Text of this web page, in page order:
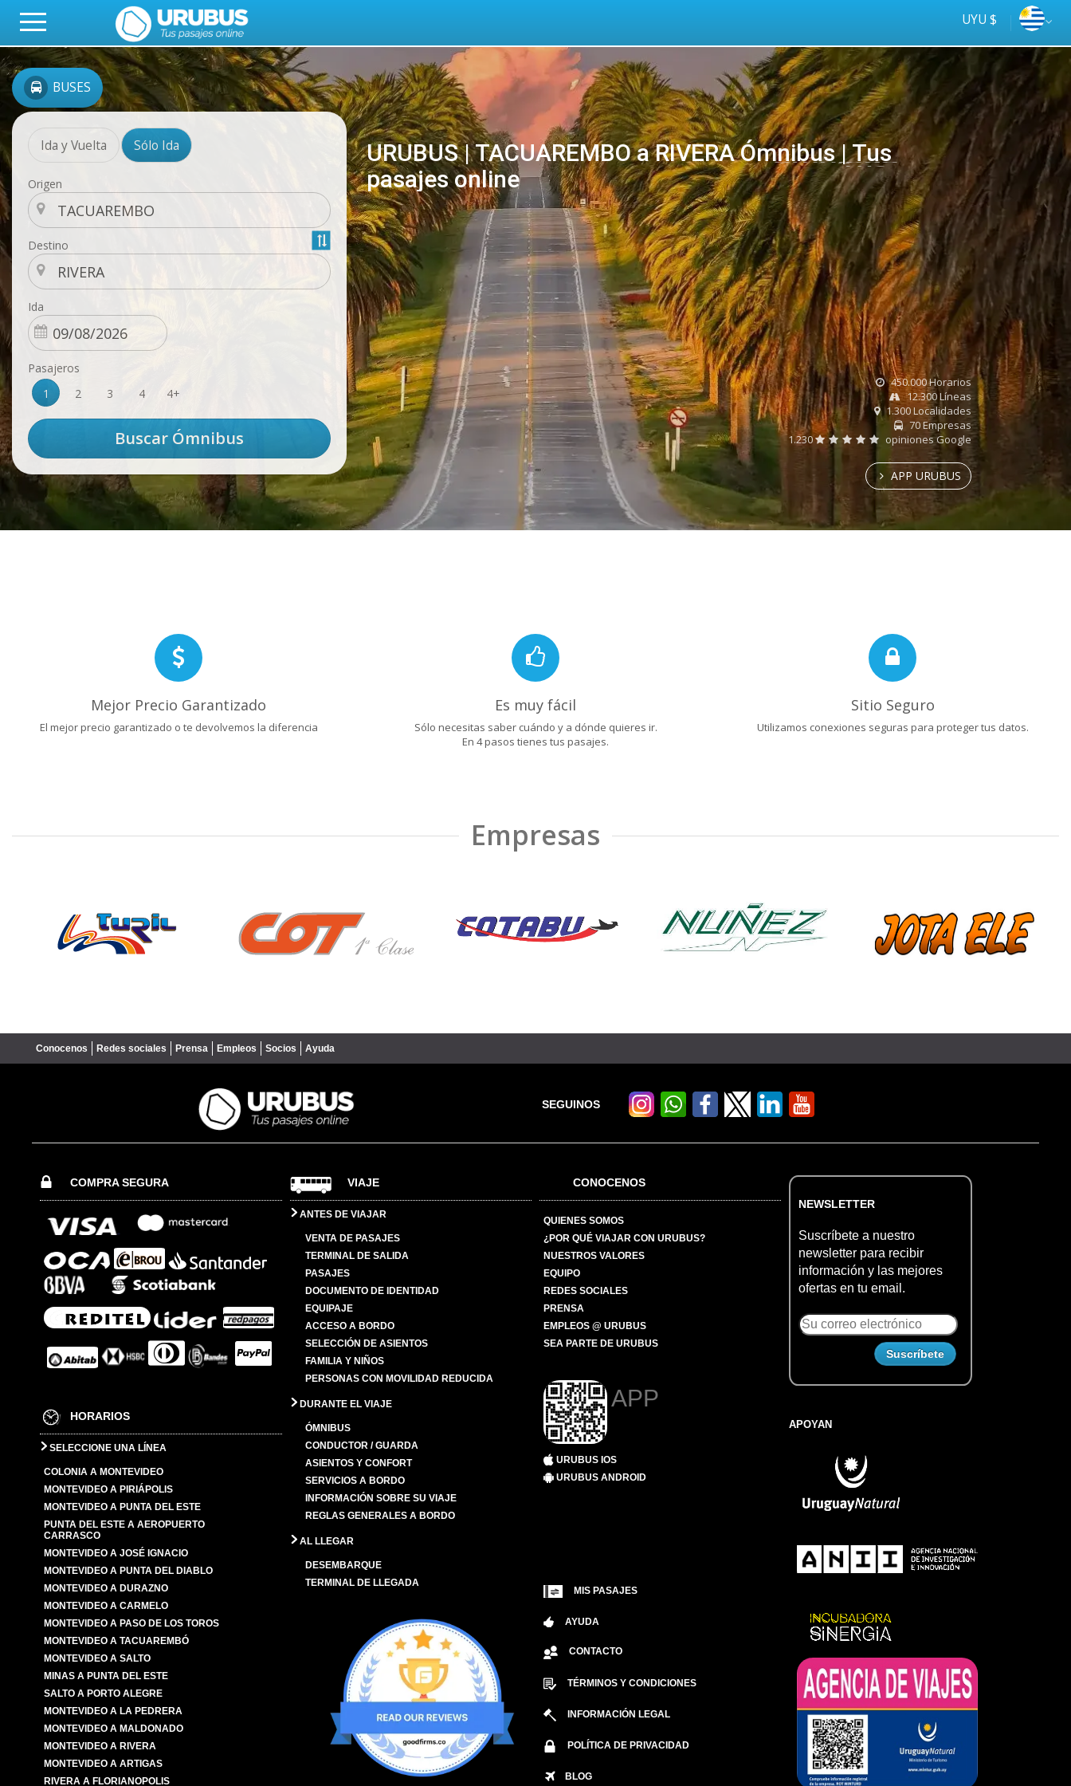
UYU $
BUSES
Ida y Vuelta Sólo Ida
Origen
Destino
Ida
Pasajeros
1
2 3 4 4+
URUBUS | TACUAREMBO a RIVERA Ómnibus | Tus
pasajes online
online
Tus
ómnibus
450.000 Horarios
12.300 Líneas
1.300 Localidades
70 Empresas
1.230
opiniones Google
APP URUBUS
Mejor Precio Garantizado
El mejor precio garantizado o te devolvemos la diferencia
Es muy fácil
Sólo necesitas saber cuándo y a dónde quieres ir.
En 4 pasos tienes tus pasajes.
Sitio Seguro
Utilizamos conexiones seguras para proteger tus datos.
Empresas
Conocenos Redes sociales Prensa Empleos Socios Ayuda
SEGUINOS
COMPRA SEGURA
HORARIOS
SELECCIONE UNA LÍNEA
COLONIA A MONTEVIDEO
MONTEVIDEO A PIRIÁPOLIS
MONTEVIDEO A PUNTA DEL ESTE
PUNTA DEL ESTE A AEROPUERTO
CARRASCO
MONTEVIDEO A JOSÉ IGNACIO
MONTEVIDEO A PUNTA DEL DIABLO
MONTEVIDEO A DURAZNO
MONTEVIDEO A CARMELO
MONTEVIDEO A PASO DE LOS TOROS
MONTEVIDEO A TACUAREMBÓ
MONTEVIDEO A SALTO
MINAS A PUNTA DEL ESTE
SALTO A PORTO ALEGRE
MONTEVIDEO A LA PEDRERA
MONTEVIDEO A MALDONADO
MONTEVIDEO A RIVERA
MONTEVIDEO A ARTIGAS
RIVERA A FLORIANOPOLIS
VIAJE
ANTES DE VIAJAR
VENTA DE PASAJES
TERMINAL DE SALIDA
PASAJES
DOCUMENTO DE IDENTIDAD
EQUIPAJE
ACCESO A BORDO
SELECCIÓN DE ASIENTOS
FAMILIA Y NIÑOS
PERSONAS CON MOVILIDAD REDUCIDA
DURANTE EL VIAJE
ÓMNIBUS
CONDUCTOR / GUARDA
ASIENTOS Y CONFORT
SERVICIOS A BORDO
INFORMACIÓN SOBRE SU VIAJE
REGLAS GENERALES A BORDO
AL LLEGAR
DESEMBARQUE
TERMINAL DE LLEGADA
CONOCENOS
QUIENES SOMOS
¿POR QUÉ VIAJAR CON URUBUS?
NUESTROS VALORES
EQUIPO
REDES SOCIALES
PRENSA
EMPLEOS @ URUBUS
SEA PARTE DE URUBUS
APP
URUBUS IOS
URUBUS ANDROID
MIS PASAJES
AYUDA
CONTACTO
TÉRMINOS Y CONDICIONES
INFORMACIÓN LEGAL
POLÍTICA DE PRIVACIDAD
BLOG
NEWSLETTER
Suscríbete a nuestro
newsletter para recibir
información y las mejores
ofertas en tu email.
APOYAN